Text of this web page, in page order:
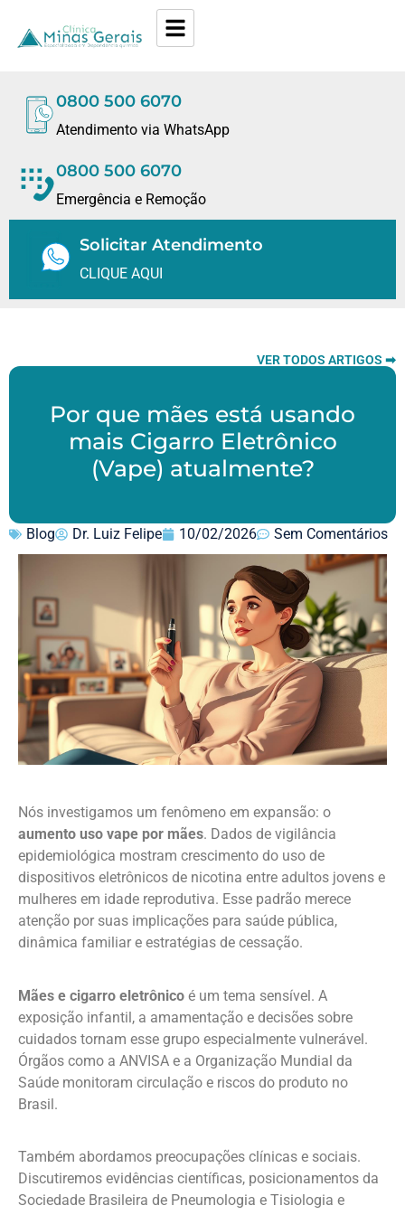
0800 500 6070
Atendimento via WhatsApp
0800 500 6070
Emergência e Remoção
Solicitar Atendimento
CLIQUE AQUI
VER TODOS ARTIGOS ➡
Por que mães está usando
mais Cigarro Eletrônico
(Vape) atualmente?
Blog Dr. Luiz Felipe 10/02/2026 Sem Comentários
Nós investigamos um fenômeno em expansão: o
aumento uso vape por mães. Dados de vigilância
epidemiológica mostram crescimento do uso de
dispositivos eletrônicos de nicotina entre adultos jovens e
mulheres em idade reprodutiva. Esse padrão merece
atenção por suas implicações para saúde pública,
dinâmica familiar e estratégias de cessação.
Mães e cigarro eletrônico é um tema sensível. A
exposição infantil, a amamentação e decisões sobre
cuidados tornam esse grupo especialmente vulnerável.
Órgãos como a ANVISA e a Organização Mundial da
Saúde monitoram circulação e riscos do produto no
Brasil.
Também abordamos preocupações clínicas e sociais.
Discutiremos evidências científicas, posicionamentos da
Sociedade Brasileira de Pneumologia e Tisiologia e